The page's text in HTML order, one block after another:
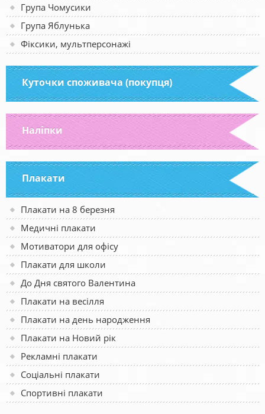
Група Чомусики
Група Яблунька
Фіксики, мультперсонажі
Куточки споживача (покупця)
Наліпки
Плакати
Плакати на 8 березня
Медичні плакати
Мотиватори для офісу
Плакати для школи
До Дня святого Валентина
Плакати на весілля
Плакати на день народження
Плакати на Новий рік
Рекламні плакати
Соціальні плакати
Спортивні плакати